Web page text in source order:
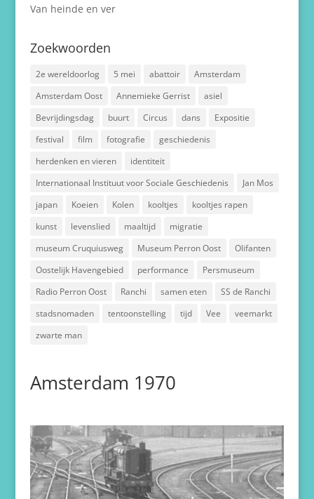
Van heinde en ver
Zoekwoorden
2e wereldoorlog 5 mei abattoir
Amsterdam
Amsterdam Oost
Annemieke Gerrist
asiel
Bevrijdingsdag
buurt Circus dans
Expositie
festival
film fotografie
geschiedenis
herdenken en vieren
identiteit
Internationaal Instituut voor Sociale Geschiedenis
Jan Mos
japan
Koeien Kolen kooltjes
kooltjes rapen
kunst
levenslied maaltijd
migratie
museum Cruquiusweg
Museum Perron Oost
Olifanten
Oostelijk Havengebied
performance
Persmuseum
Radio Perron Oost
Ranchi samen eten
SS de Ranchi
stadsnomaden
tentoonstelling tijd Vee
veemarkt
zwarte man
Amsterdam 1970